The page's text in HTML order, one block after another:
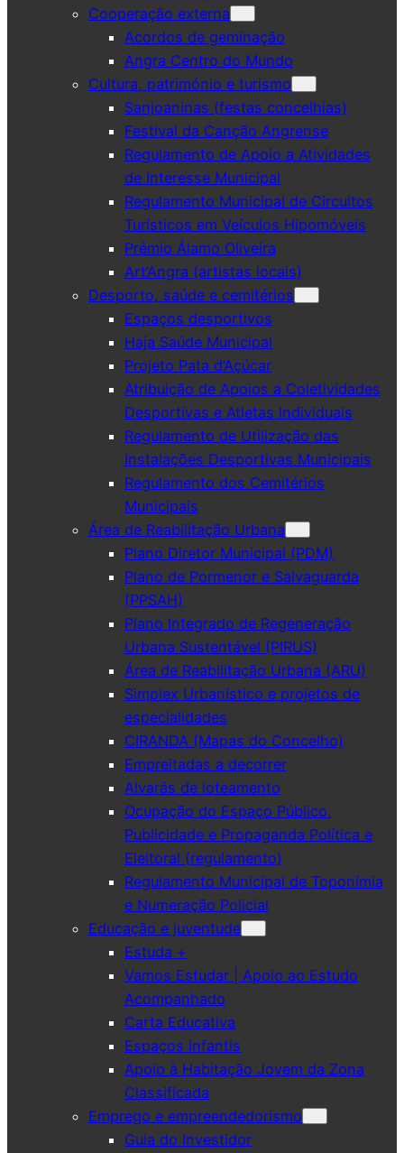
Cooperação externa
Acordos de geminação
Angra Centro do Mundo
Cultura, património e turismo
Sanjoaninas (festas concelhias)
Festival da Canção Angrense
Regulamento de Apoio a Atividades
de Interesse Municipal
Regulamento Municipal de Circuitos
Turísticos em Veículos Hipomóveis
Prémio Álamo Oliveira
Art’Angra (artistas locais)
Desporto, saúde e cemitérios
Espaços desportivos
Haja Saúde Municipal
Projeto Pata d’Açúcar
Atribuição de Apoios a Coletividades
Desportivas e Atletas Individuais
Regulamento de Utilização das
Instalações Desportivas Municipais
Regulamento dos Cemitérios
Municipais
Área de Reabilitação Urbana
Plano Diretor Municipal (PDM)
Plano de Pormenor e Salvaguarda
(PPSAH)
Plano Integrado de Regeneração
Urbana Sustentável (PIRUS)
Área de Reabilitação Urbana (ARU)
Simplex Urbanístico e projetos de
especialidades
CIRANDA (Mapas do Concelho)
Empreitadas a decorrer
Alvarás de loteamento
Ocupação do Espaço Público,
Publicidade e Propaganda Política e
Eleitoral (regulamento)
Regulamento Municipal de Toponímia
e Numeração Policial
Educação e juventude
Estuda +
Vamos Estudar | Apoio ao Estudo
Acompanhado
Carta Educativa
Espaços infantis
Apoio à Habitação Jovem da Zona
Classificada
Emprego e empreendedorismo
Guia do Investidor